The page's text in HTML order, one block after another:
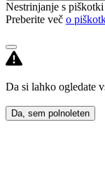
Nestrinjanje s
Preberite več o
Da si lahko ogledate
Da, sem polnoleten